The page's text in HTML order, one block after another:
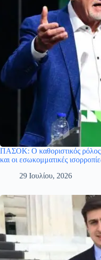
ΠΑΣΟΚ: Ο καθοριστικός
και οι εσωκομματικές
29 Ιουλίου, 2026